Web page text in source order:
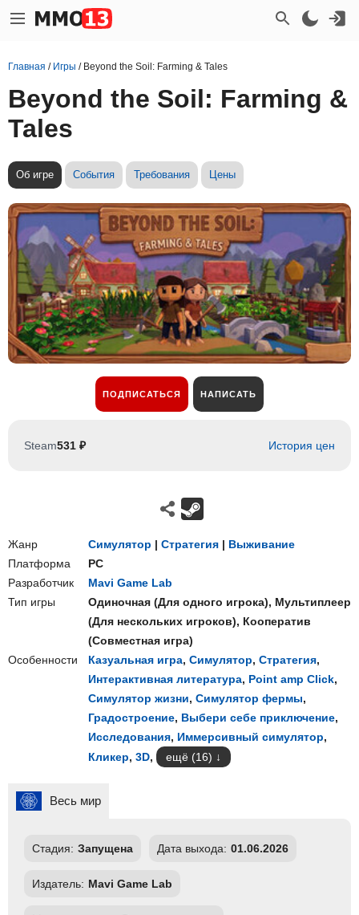
Главная / Игры / Beyond the Soil: Farming & Tales
Beyond the Soil: Farming &
Tales
Об игре События Требования Цены
ПОДПИСАТЬСЯ НАПИСАТЬ
Steam531 ₽ История цен
Жанр Симулятор | Стратегия | Выживание
Платформа
PC
Разработчик
Mavi Game Lab
Тип игры
Одиночная (Для одного игрока), Мультиплеер
(Для нескольких игроков), Кооператив
(Совместная игра)
Особенности
Казуальная игра, Симулятор, Стратегия,
Интерактивная литература, Point amp Click,
Симулятор жизни, Симулятор фермы,
Градостроение, Выбери себе приключение,
Исследования, Иммерсивный симулятор,
Кликер, 3D, ещё (16)
Весь мир
Стадия: Запущена Дата выхода: 01.06.2026
Издатель: Mavi Game Lab